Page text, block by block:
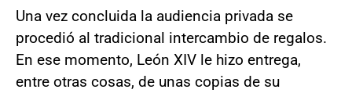
Una vez concluida la audiencia privada se
procedió al tradicional intercambio de regalos.
En ese momento, León XIV le hizo entrega,
entre otras cosas, de unas copias de su